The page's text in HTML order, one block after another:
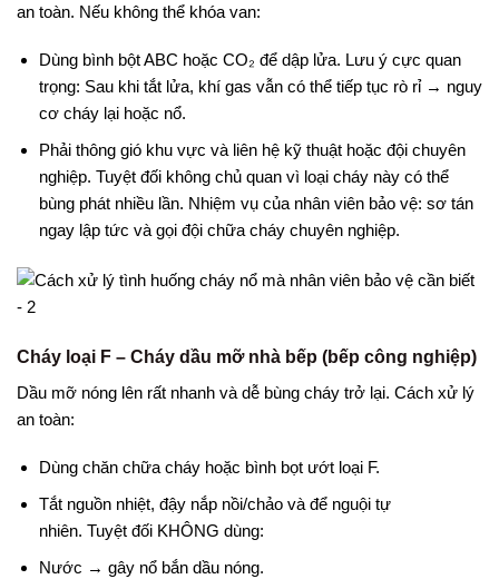
an toàn. Nếu không thể khóa van:
Dùng bình bột ABC hoặc CO₂ để dập lửa. Lưu ý cực quan
trọng: Sau khi tắt lửa, khí gas vẫn có thể tiếp tục rò rỉ → nguy
cơ cháy lại hoặc nổ.
Phải thông gió khu vực và liên hệ kỹ thuật hoặc đội chuyên
nghiệp. Tuyệt đối không chủ quan vì loại cháy này có thể
bùng phát nhiều lần. Nhiệm vụ của nhân viên bảo vệ: sơ tán
ngay lập tức và gọi đội chữa cháy chuyên nghiệp.
Cháy loại F – Cháy dầu mỡ nhà bếp (bếp công nghiệp)
Dầu mỡ nóng lên rất nhanh và dễ bùng cháy trở lại. Cách xử lý
an toàn:
Dùng chăn chữa cháy hoặc bình bọt ướt loại F.
Tắt nguồn nhiệt, đậy nắp nồi/chảo và để nguội tự
nhiên. Tuyệt đối KHÔNG dùng:
Nước → gây nổ bắn dầu nóng.